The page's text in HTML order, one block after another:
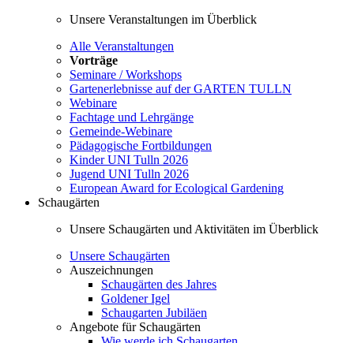
Unsere Veranstaltungen im Überblick
Alle Veranstaltungen
Vorträge
Seminare / Workshops
Gartenerlebnisse auf der GARTEN TULLN
Webinare
Fachtage und Lehrgänge
Gemeinde-Webinare
Pädagogische Fortbildungen
Kinder UNI Tulln 2026
Jugend UNI Tulln 2026
European Award for Ecological Gardening
Schaugärten
Unsere Schaugärten und Aktivitäten im Überblick
Unsere Schaugärten
Auszeichnungen
Schaugärten des Jahres
Goldener Igel
Schaugarten Jubiläen
Angebote für Schaugärten